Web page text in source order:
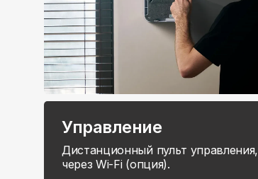
Управление
Дистанционный пульт управления,
через Wi-Fi (опция).